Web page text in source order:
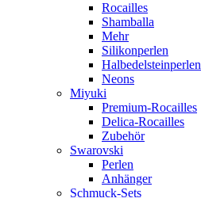
Rocailles
Shamballa
Mehr
Silikonperlen
Halbedelsteinperlen
Neons
Miyuki
Premium-Rocailles
Delica-Rocailles
Zubehör
Swarovski
Perlen
Anhänger
Schmuck-Sets